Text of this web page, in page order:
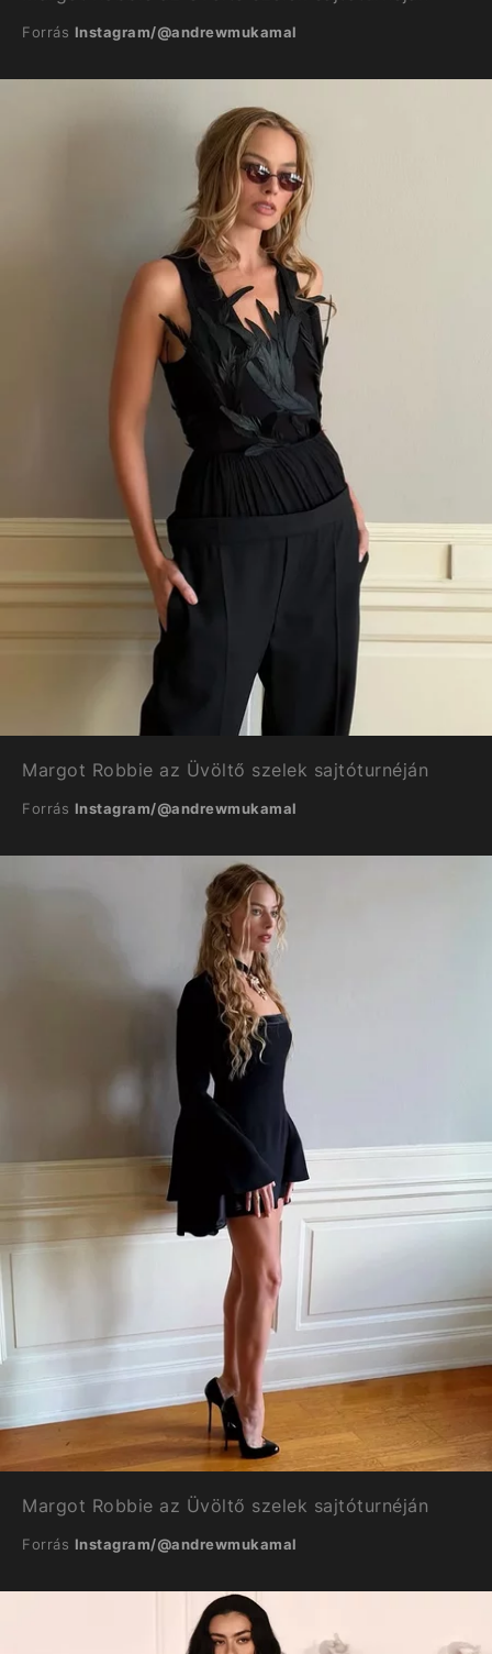
Forrás Instagram/@andrewmukamal
Margot Robbie az Üvöltő szelek sajtóturnéján
Forrás Instagram/@andrewmukamal
Margot Robbie az Üvöltő szelek sajtóturnéján
Forrás Instagram/@andrewmukamal